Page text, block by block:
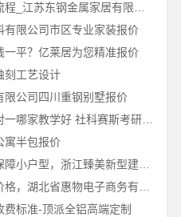
有限公司市区专业家装报价
一平？亿莱居为您精准报价
刻工艺设计
限公司四川重钢别墅报价
大连考研专业课一对一哪家教学好 社科赛斯考研为备考量身定制
寓半包报价
老牌旧房改造工期保障小户型，浙江臻美新型建材有限公司守信
费标准-顶派全铝高端定制